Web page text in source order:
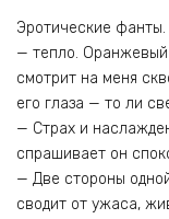
Эротические
— тепло.
смотрит на меня
его глаза — то ли
— Страх и
спрашивает он
— Две стороны
сводит от ужаса,